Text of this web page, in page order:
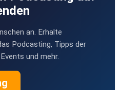
an. Erhalte
Podcasting, Tipps der
und mehr.